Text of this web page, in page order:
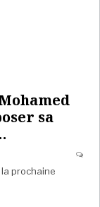
sa
prochaine